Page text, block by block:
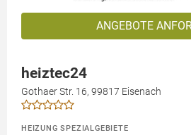
ANGEBOTE
heiztec24
Gothaer Str. 16, 99817 Eisenach
HEIZUNG SPEZIALGEBIETE